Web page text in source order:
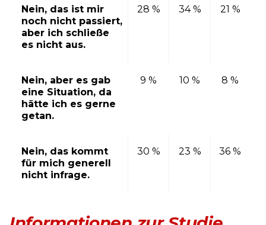
Nein, das ist mir
noch nicht passiert,
aber ich schließe
es nicht aus.
28 % 34 % 21 %
Nein, aber es gab
eine Situation, da
hätte ich es gerne
getan.
9 % 10 % 8 %
Nein, das kommt
für mich generell
nicht infrage.
30 % 23 % 36 %